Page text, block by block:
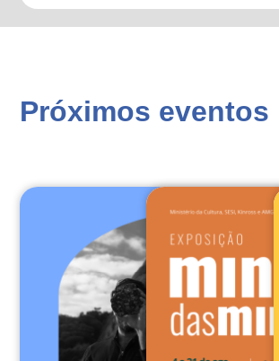
Próximos eventos